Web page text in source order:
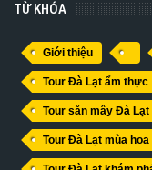
TỪ KHÓA
Giới thiệu
Tour Đà Lạt ẩm thực
Tour săn mây Đà Lạt
Tour Đà Lạt mùa hoa